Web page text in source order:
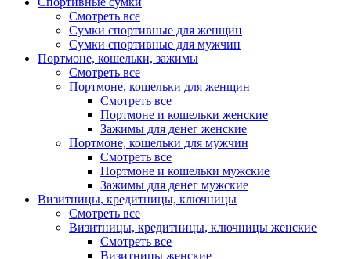
Смотреть все
Сумки спортивные для женщин
Сумки спортивные для мужчин
Портмоне, кошельки, зажимы
Смотреть все
Портмоне, кошельки для женщин
Смотреть все
Портмоне и кошельки женские
Зажимы для денег женские
Портмоне, кошельки для мужчин
Смотреть все
Портмоне и кошельки мужские
Зажимы для денег мужские
Визитницы, кредитницы, ключницы
Смотреть все
Визитницы, кредитницы, ключницы женские
Смотреть все
Визитницы женские